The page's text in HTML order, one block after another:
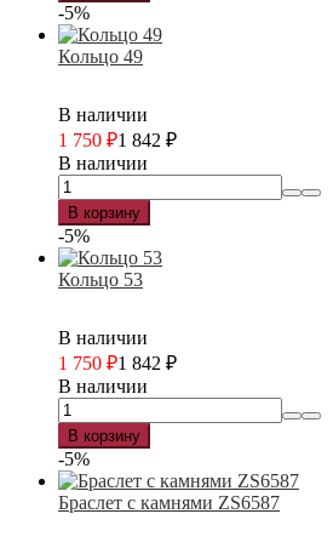
-5%
Кольцо 49
В наличии
1 750 ₽1 842 ₽
В наличии
В корзину
-5%
Кольцо 53
В наличии
1 750 ₽1 842 ₽
В наличии
В корзину
-5%
Браслет с камнями ZS6587